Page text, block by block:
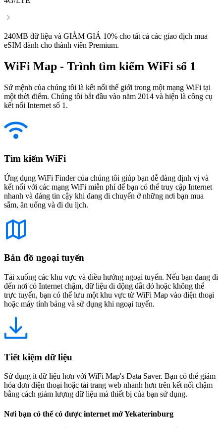
240MB dữ liệu và GIẢM GIÁ 10% cho tất cả các giao dịch mua
eSIM dành cho thành viên Premium.
WiFi Map - Trình tìm kiếm WiFi số 1
Sứ mệnh của chúng tôi là kết nối thế giới trong một mạng WiFi tại
một thời điểm. Chúng tôi bắt đầu vào năm 2014 và hiện là công cụ
kết nối Internet số 1.
Tìm kiếm WiFi
Ứng dụng WiFi Finder của chúng tôi giúp bạn dễ dàng định vị và
kết nối với các mạng WiFi miễn phí để bạn có thể truy cập Internet
nhanh và đáng tin cậy khi đang di chuyển ở những nơi bạn mua
sắm, ăn uống và đi du lịch.
Bản đồ ngoại tuyến
Tải xuống các khu vực và điều hướng ngoại tuyến. Nếu bạn đang đi
đến nơi có Internet chậm, dữ liệu di động đắt đỏ hoặc không thể
trực tuyến, bạn có thể lưu một khu vực từ WiFi Map vào điện thoại
hoặc máy tính bảng và sử dụng khi ngoại tuyến.
Tiết kiệm dữ liệu
Sử dụng ít dữ liệu hơn với WiFi Map's Data Saver. Bạn có thể giảm
hóa đơn điện thoại hoặc tải trang web nhanh hơn trên kết nối chậm
bằng cách giảm lượng dữ liệu mà thiết bị của bạn sử dụng.
Nơi bạn có thể có được internet mở Yekaterinburg